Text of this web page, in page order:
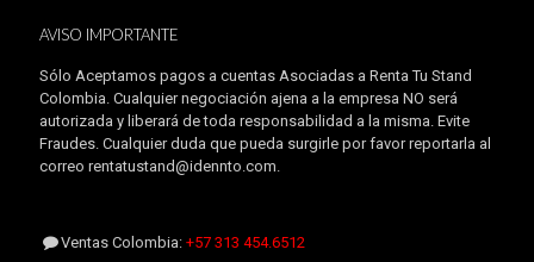
AVISO IMPORTANTE
Sólo Aceptamos pagos a cuentas Asociadas a Renta Tu Stand
Colombia. Cualquier negociación ajena a la empresa NO será
autorizada y liberará de toda responsabilidad a la misma. Evite
Fraudes. Cualquier duda que pueda surgirle por favor reportarla al
correo rentatustand@idennto.com.
Ventas Colombia:+57 313 454.6512